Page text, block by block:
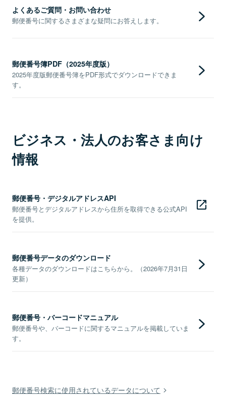
よくあるご質問・お問い合わせ
郵便番号に関するさまざまな疑問にお答えします。
郵便番号簿PDF（2025年度版）
2025年度版郵便番号簿をPDF形式でダウンロードできま
す。
ビジネス・法人のお客さま向け
情報
郵便番号・デジタルアドレスAPI
郵便番号とデジタルアドレスから住所を取得できる公式API
を提供。
郵便番号データのダウンロード
各種データのダウンロードはこちらから。（2026年7月31日
更新）
郵便番号・バーコードマニュアル
郵便番号や、バーコードに関するマニュアルを掲載していま
す。
郵便番号検索に使用されているデータについて